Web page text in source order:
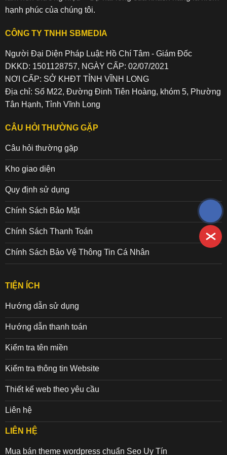
hạnh phúc của chúng tôi.
CÔNG TY TNHH SBMEDIA
Người Đại Diện Pháp Luật: Hồ Chí Tâm - Giám Đốc
DKKD: 1501128757, NGÀY CẤP: 02/07/2021
NƠI CẤP: SỞ KHĐT TỈNH VĨNH LONG
Địa chỉ: Số M22, Đường Đinh Tiên Hoàng, khóm 5, Phường
Tân Hạnh, Tỉnh Vĩnh Long
CÂU HỎI THƯỜNG GẶP
Câu hỏi thường gặp
Kho giao diện
Quy định sử dụng
Chính Sách Bảo Mật
Chính Sách Thanh Toán
Chính Sách Bảo Vệ Thông Tin Cá Nhân
TIỆN ÍCH
Hướng dẫn sử dụng
Hướng dẫn thanh toán
Kiểm tra tên miền
Kiểm tra thông tin Website
Thiết kế web theo yêu cầu
Liên hệ
LIÊN HỆ
Mua bán theme wordpress chuẩn Seo Uy Tín